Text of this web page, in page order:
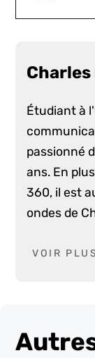
Charles
Étudiant à
passionné
ans. En
360, il est
ondes de
VOIR PLUS